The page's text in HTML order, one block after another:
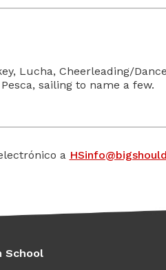
Lucha, Cheerleading/
sailing to name a few.
a
School